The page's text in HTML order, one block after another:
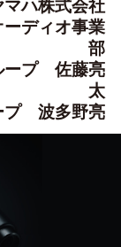
マハ株式会社
ディオ事業
部
ープ 佐藤亮
太
プ 波多野亮